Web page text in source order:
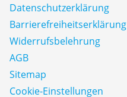
Datenschutz­erklärung
Barrierefreiheitserklärung
Widerrufsbelehrung
AGB
Sitemap
Cookie-Einstellungen